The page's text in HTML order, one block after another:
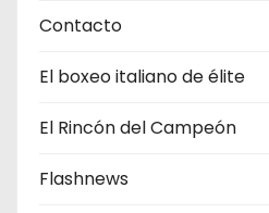
Contacto
El boxeo italiano de élite
El Rincón del Campeón
Flashnews